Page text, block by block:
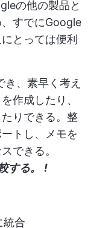
の他の製品と
すでにGoogle
とっては便利
、素早く考え
作成したり、
りできる。整
トし、メモを
できる。
る。
!
統合